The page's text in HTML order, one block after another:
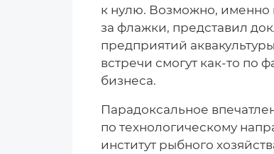
к нулю. Возможно,
за флажки, представил
предприятий
встречи смогут как-то по
бизнеса.
Парадоксальное
по технологическому
институт рыбного